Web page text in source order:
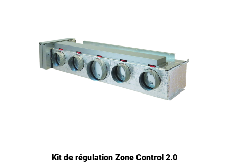
Kit de régulation Zone Control 2.0